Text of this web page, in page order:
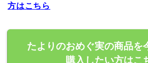
方はこちら
たよりのおめぐ実の商品を
購入したい方はこ